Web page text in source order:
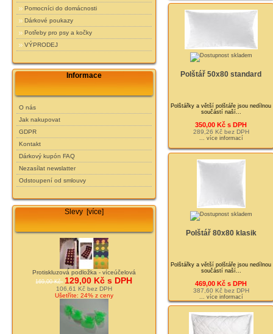
Pomocníci do domácnosti
Dárkové poukazy
Potřeby pro psy a kočky
VÝPRODEJ
Informace
O nás
Jak nakupovat
GDPR
Kontakt
Dárkový kupón FAQ
Nezasílat newslatter
Odstoupení od smlouvy
Slevy [více]
Protiskluzová podložka - víceúčelová
169,00 Kč 129,00 Kč s DPH
106,61 Kč bez DPH
Ušetříte: 24% z ceny
Polštář 50x80 standard
Polštářky a větší polštáře jsou nedílnou
součástí naší...
350,00 Kč s DPH
289,26 Kč bez DPH
... více informací
Polštář 80x80 klasik
Polštářky a větší polštáře jsou nedílnou
součástí naší...
469,00 Kč s DPH
387,60 Kč bez DPH
... více informací